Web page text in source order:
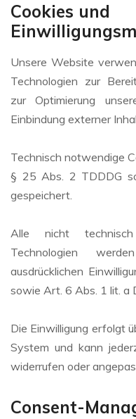
Cookies und
Unsere Website
Technologien zur
zur Optimierung
Einbindung externer
Technisch notwendige
§ 25 Abs. 2 TDDDG
gespeichert.
Alle nicht
Technologien
ausdrücklichen
sowie Art. 6 Abs. 1 lit. a
Die Einwilligung erfolgt
System und kann
widerrufen oder
Consent-